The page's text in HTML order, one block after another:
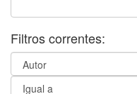
Filtros correntes: